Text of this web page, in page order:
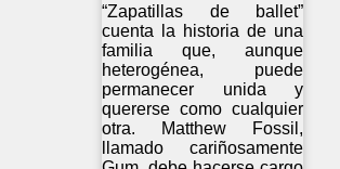
“Zapatillas de ballet”
cuenta la historia de una
familia que, aunque
heterogénea, puede
permanecer unida y
quererse como cualquier
otra. Matthew Fossil,
llamado cariñosamente